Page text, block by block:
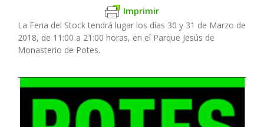
Imprimir
La Feria del Stock tendrá lugar los días 30 y 31 de Marzo de
2018, de 11:00 a 21:00 horas, en el Parque Jesús de
Monasterio de Potes.